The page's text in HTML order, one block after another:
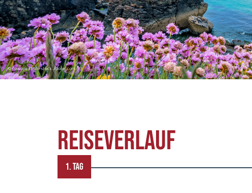
© pawopa3336 - stock.adobe.com
REISEVERLAUF
1. TAG